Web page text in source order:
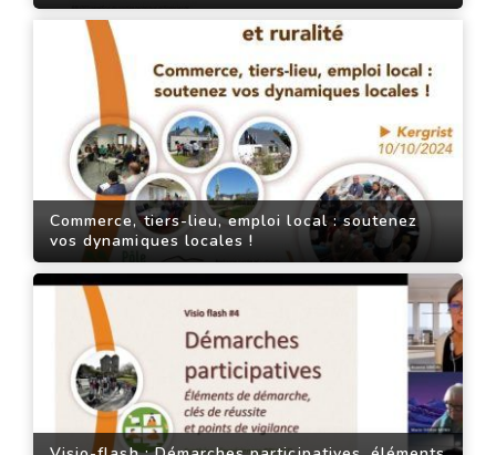
Commerce, tiers-lieu, emploi local : soutenez
vos dynamiques locales !